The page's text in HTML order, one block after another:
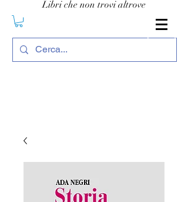
Libri che non trovi altrove